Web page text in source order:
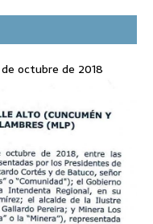
octubre de 2018